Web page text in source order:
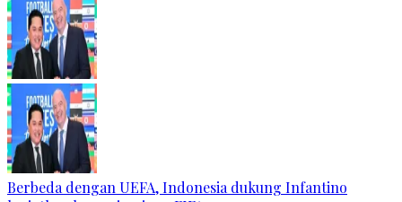
Berbeda dengan UEFA, Indonesia dukung Infantino